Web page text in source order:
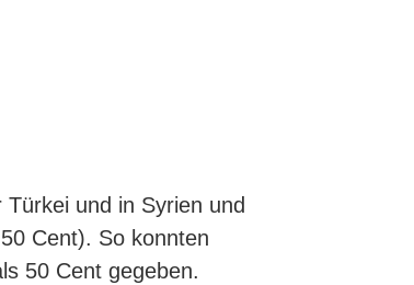
und in Syrien und
Cent). So konnten
50 Cent gegeben.